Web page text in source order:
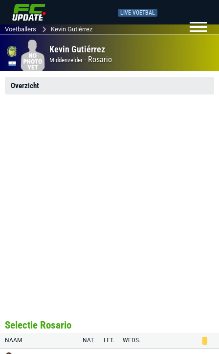
LIVE VOETBAL
Voetballers Kevin Gutiérrez
Kevin Gutiérrez
Middenvelder - Rosario
Overzicht
Selectie Rosario
NAAM NAT. LFT. WEDS.